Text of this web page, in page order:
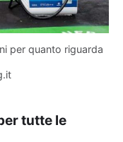
per quanto riguarda
tutte le